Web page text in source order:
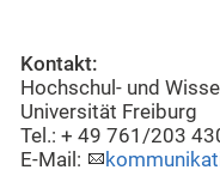
Kontakt:
Hochschul- und
Universität Freiburg
Tel.: + 49 761/203
E-Mail: